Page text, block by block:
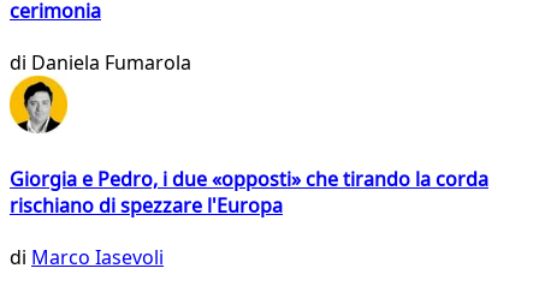
cerimonia
di Daniela Fumarola
Giorgia e Pedro, i due «opposti» che tirando la corda
rischiano di spezzare l'Europa
di Marco Iasevoli